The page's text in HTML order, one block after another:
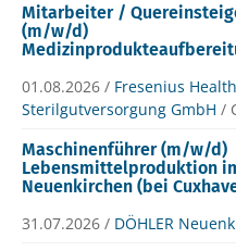
Mitarbeiter /
(m/w/d)
01.08.2026 / Fresenius
Sterilgutversorgung GmbH /
Maschinenführer (m/w/d)
Lebensmittelproduktion
Neuenkirchen (bei
31.07.2026 / DÖHLER